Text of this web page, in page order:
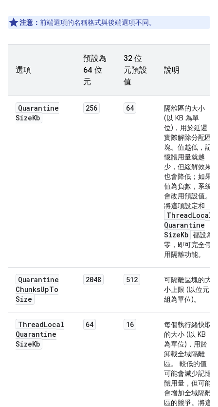
注意： 前端選項的名稱格式與後端選項不同。
選項
預設為
64 位
元
32 位
元預設
值
說明
Quarantine
SizeKb
256 64
隔離區的大小
(以 KB 為單
位)，用於延遲
實際解除分配區
塊。值越低，記
憶體用量就越
少，但緩解效果
也會降低；如果
值為負數，系統
會改用預設值。
將這項設定和
ThreadLocal
Quarantine
SizeKb 都設為
零，即可完全停
用隔離功能。
Quarantine
ChunksUpTo
Size
2048 512
可隔離區塊的大
小上限 (以位元
組為單位)。
ThreadLocal
Quarantine
SizeKb
64 16
每個執行緒快取
的大小 (以 KB
為單位)，用於
卸載全域隔離
區。 較低的值
可能會減少記憶
體用量，但可能
會增加全域隔離
區的競爭。將這